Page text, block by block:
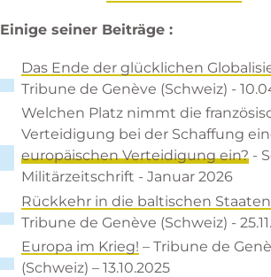
Einige seiner Beiträge :
Das Ende der glücklichen
Tribune de Genève (Schweiz) -
Welchen Platz nimmt die
Verteidigung bei der Schaffung
europäischen Verteidigung ein? -
Militärzeitschrift - Januar 2026
Rückkehr in die baltischen Staaten
Tribune de Genève (Schweiz) -
Europa im Krieg! – Tribune de
(Schweiz) – 13.10.2025